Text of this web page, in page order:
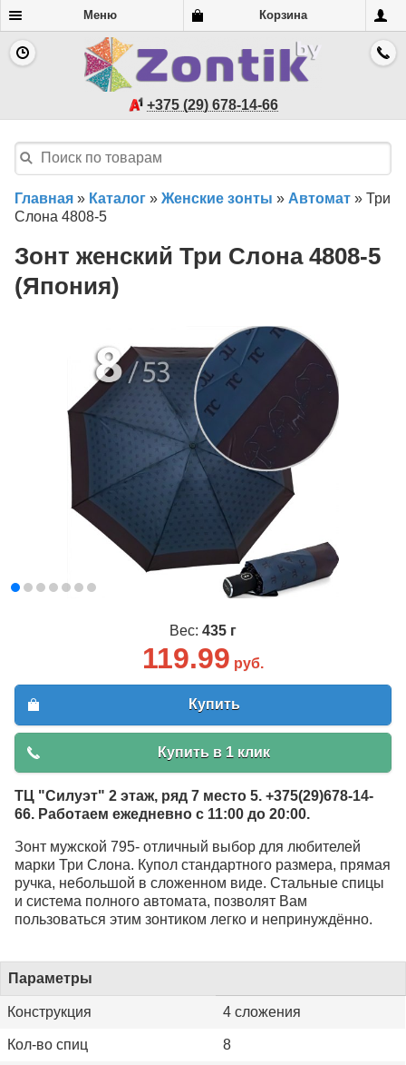
Меню Корзина
+375 (29) 678-14-66
Главная » Каталог » Женские зонты » Автомат » Три
Слона 4808-5
Зонт женский Три Слона 4808-5
(Япония)
Вес: 435 г
119.99 руб.
Купить
Купить в 1 клик
ТЦ "Силуэт" 2 этаж, ряд 7 место 5. +375(29)678-14-
66. Работаем ежедневно с 11:00 до 20:00.
Зонт мужской 795- отличный выбор для любителей
марки Три Слона. Купол стандартного размера, прямая
ручка, небольшой в сложенном виде. Стальные спицы
и система полного автомата, позволят Вам
пользоваться этим зонтиком легко и непринуждённо.
Параметры
Конструкция 4 сложения
Кол-во спиц 8